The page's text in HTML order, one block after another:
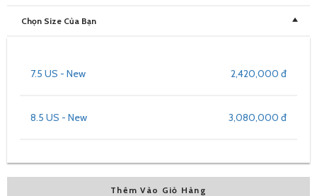
Chọn Size Của Bạn
2,420,000 đ
7.5 US - New
3,080,000 đ
8.5 US - New
Thêm Vào Giỏ Hàng